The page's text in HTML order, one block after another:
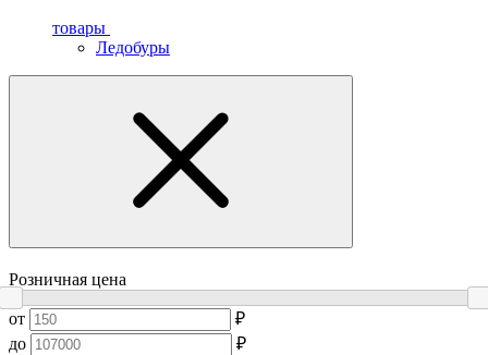
товары
Ледобуры
Розничная цена
от
₽
до
₽